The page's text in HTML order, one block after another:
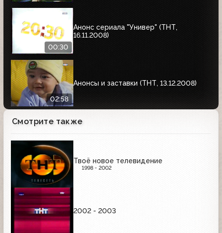
00:30
Анонс сериала "Универ" (ТНТ,
16.11.2008)
02:58
Анонсы и заставки (ТНТ, 13.12.2008)
Смотрите также
Твоё новое телевидение
1998 - 2002
2002 - 2003